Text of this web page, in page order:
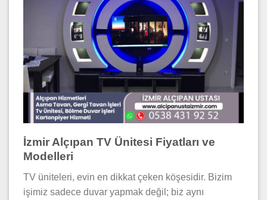
İzmir Alçıpan TV Ünitesi Fiyatları ve
Modelleri
TV üniteleri, evin en dikkat çeken köşesidir. Bizim
işimiz sadece duvar yapmak değil; biz aynı